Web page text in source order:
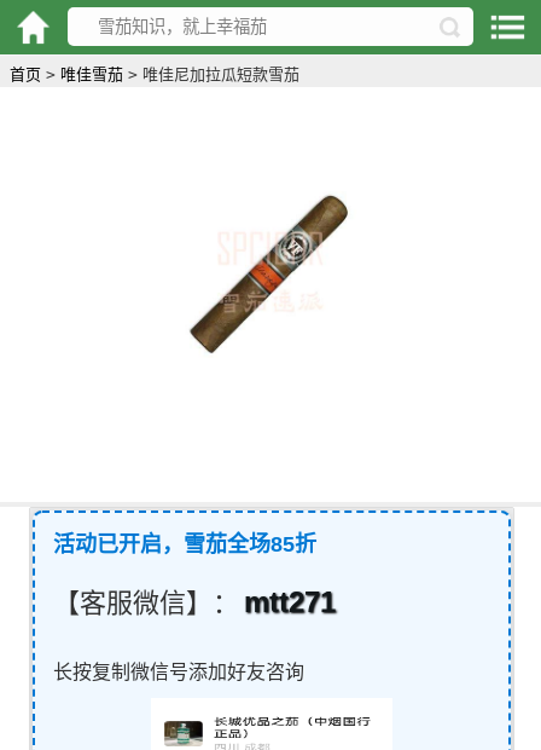
首页 > 唯佳雪茄 > 唯佳尼加拉瓜短款雪茄
活动已开启，雪茄全场85折
【客服微信】： mtt271
长按复制微信号添加好友咨询